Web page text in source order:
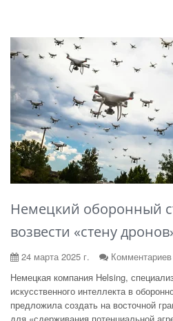
Немецкий оборонный
возвести «стену
24 марта 2025 г.
Немецкая компания Helsing,
искусственного интеллекта в
предложила создать на восточной